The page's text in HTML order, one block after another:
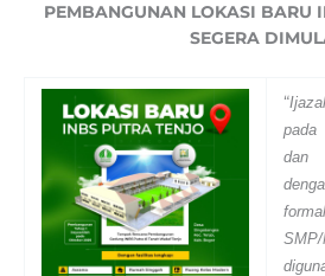
PEMBANGUNAN LOKASI BARU
SEGERA
“
dan